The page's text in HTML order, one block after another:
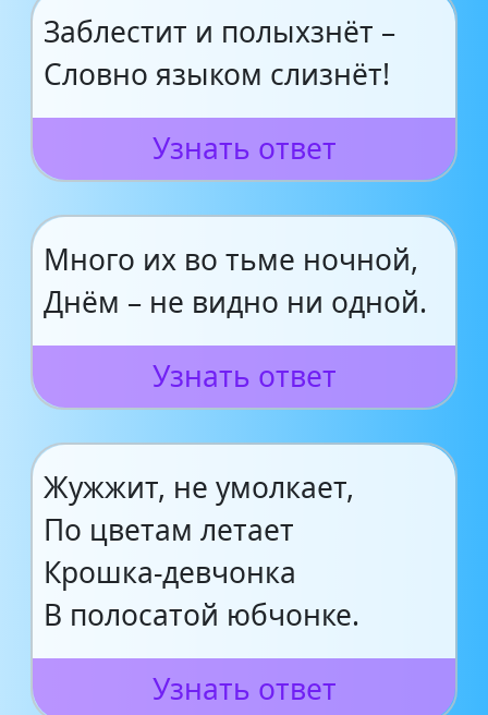
Заблестит и полыхзнёт –
Словно языком слизнёт!
Узнать ответ
Много их во тьме ночной,
Днём – не видно ни одной.
Узнать ответ
Жужжит, не умолкает,
По цветам летает
Крошка-девчонка
В полосатой юбчонке.
Узнать ответ